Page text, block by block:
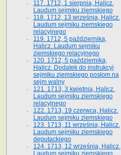
117. 1712, 1 sierpnia, Halicz.
Laudum sejmiku ziemskiego
118. 1712, 13 września, Halicz.
Laudum sejmiku ziemskiego
relacyjnego
119. 1712, 5 października,
Halicz. Laudum sejmiku
ziemskiego relacyjnego
120. 1712, 5 października,
Halicz. Dodatek do instrukcyi
sejmiku ziemskiego posłom na
sejm walny
121. 1713, 3 kwietnia, Halicz.
Laudum sejmiku ziemskiego
relacyjnego
122. 1713, 19 czerwca, Halicz.
Laudum sejmiku ziemskiego
123. 1713, 11 września, Halicz.
Laudum sejmiku ziemskiego
deputackiego
124. 1713, 12 września, Halicz.
Laudum sejmiku ziemskiego